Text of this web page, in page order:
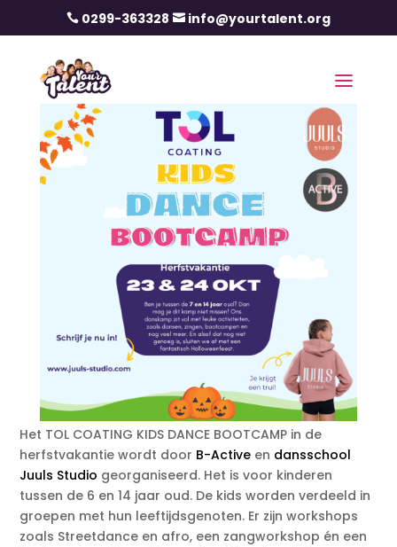
 0299-363328  info@yourtalent.org
Het TOL COATING KIDS DANCE BOOTCAMP in de
herfstvakantie wordt door B-Active en dansschool
Juuls Studio georganiseerd. Het is voor kinderen
tussen de 6 en 14 jaar oud. De kids worden verdeeld in
groepen met hun leeftijdsgenoten. Er zijn workshops
zoals Streetdance en afro, een zangworkshop én een